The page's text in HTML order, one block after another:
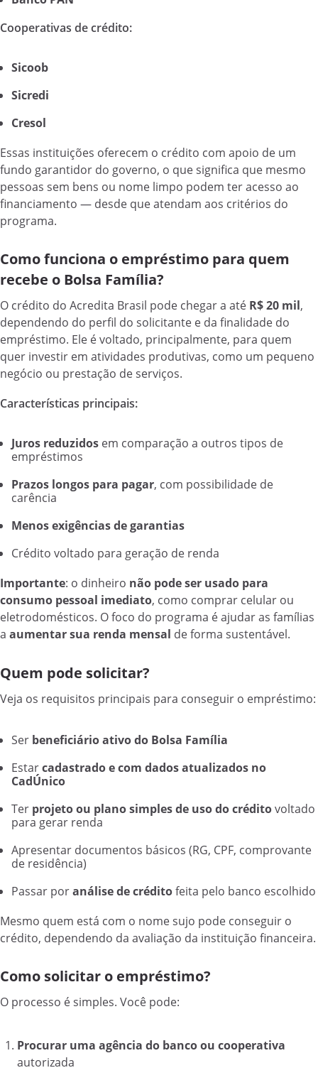
Cooperativas de crédito:
Sicoob
Sicredi
Cresol
Essas instituições oferecem o crédito com apoio de um
fundo garantidor do governo, o que significa que mesmo
pessoas sem bens ou nome limpo podem ter acesso ao
financiamento — desde que atendam aos critérios do
programa.
Como funciona o empréstimo para quem
recebe o Bolsa Família?
O crédito do Acredita Brasil pode chegar a até R$ 20 mil,
dependendo do perfil do solicitante e da finalidade do
empréstimo. Ele é voltado, principalmente, para quem
quer investir em atividades produtivas, como um pequeno
negócio ou prestação de serviços.
Características principais:
Juros reduzidos em comparação a outros tipos de
empréstimos
Prazos longos para pagar, com possibilidade de
carência
Menos exigências de garantias
Crédito voltado para geração de renda
Importante: o dinheiro não pode ser usado para
consumo pessoal imediato, como comprar celular ou
eletrodomésticos. O foco do programa é ajudar as famílias
a aumentar sua renda mensal de forma sustentável.
Quem pode solicitar?
Veja os requisitos principais para conseguir o empréstimo:
Ser beneficiário ativo do Bolsa Família
Estarcadastrado e com dados atualizados no
CadÚnico
Ter projeto ou plano simples de uso do créditovoltado
para gerar renda
Apresentar documentos básicos (RG, CPF, comprovante
de residência)
Passar poranálise de créditofeita pelo banco escolhido
Mesmo quem está com o nome sujo pode conseguir o
crédito, dependendo da avaliação da instituição financeira.
Como solicitar o empréstimo?
O processo é simples. Você pode:
Procurar uma agência do banco ou cooperativa
autorizada